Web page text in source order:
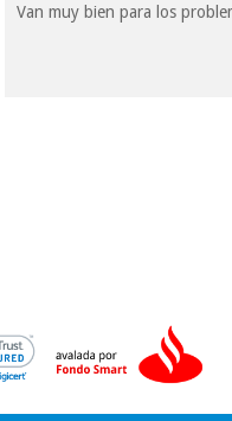
Van muy bien para los